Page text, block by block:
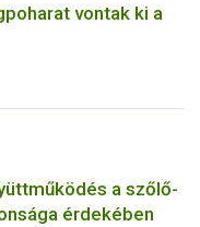
vontak ki a
a szőlő-
érdekében